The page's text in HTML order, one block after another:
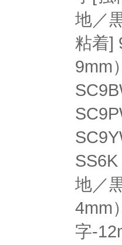
地／
粘着]
9mm
地／
4mm
字-